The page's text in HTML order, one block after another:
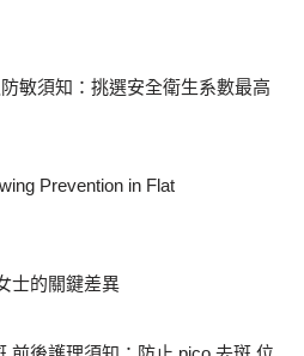
敏須知：挑選安全衛生系數最高
Prevention in Flat
士的關鍵差異